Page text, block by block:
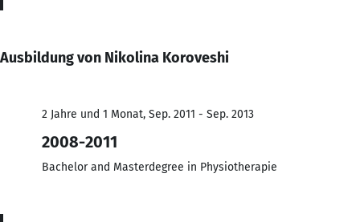
Ausbildung von Nikolina Koroveshi
2 Jahre und 1 Monat, Sep. 2011 - Sep. 2013
2008-2011
Bachelor and Masterdegree in Physiotherapie